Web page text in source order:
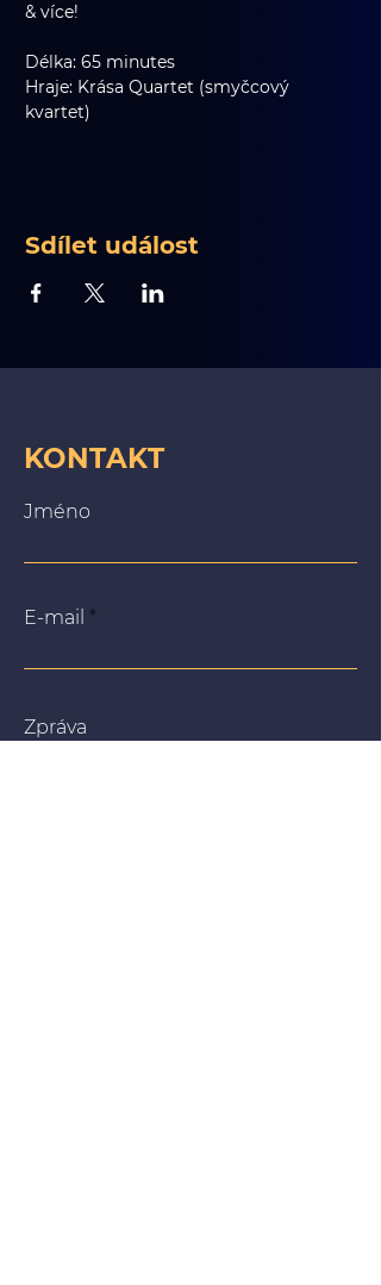
& více!
Délka: 65 minutes
Hraje: Krása Quartet (smyčcový
kvartet)
Sdílet událost
KONTAKT
Jméno
E-mail
Zpráva